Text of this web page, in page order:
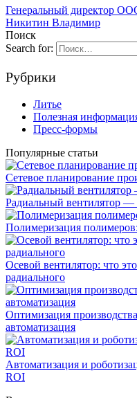
Генеральный директор
Никитин Владимир
Поиск
Search for:
Рубрики
Литье
Полезная
Пресс-формы
Популярные статьи
Сетевое планирование
Радиальный вентилятор —
Полимеризация
Осевой вентилятор: что
радиального
Оптимизация
автоматизация
Автоматизация и
ROI